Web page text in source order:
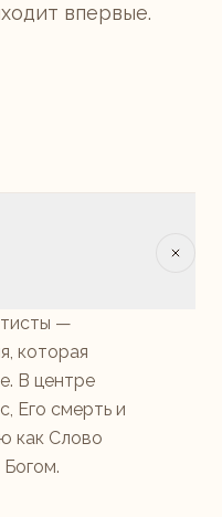
впервые.
—
которая
В центре
Его смерть и
как Слово